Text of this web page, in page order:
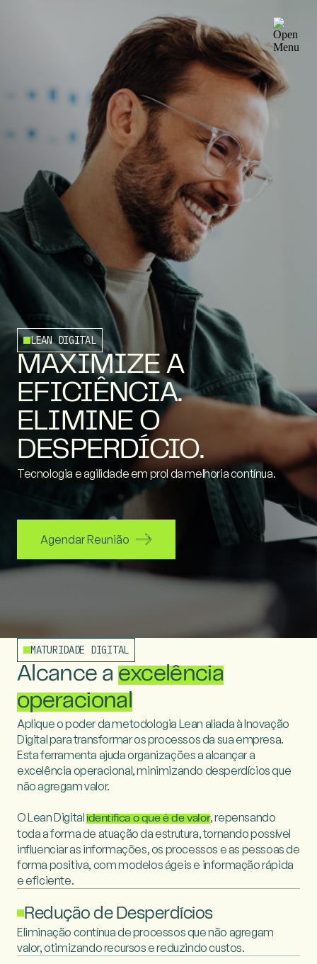
LEAN DIGITAL
MAXIMIZE A
EFICIÊNCIA.
ELIMINE O
DESPERDÍCIO.
Tecnologia e agilidade em prol da melhoria contínua.
Agendar Reunião
MATURIDADE DIGITAL
Alcance a excelência
operacional
Aplique o poder da metodologia Lean aliada à Inovação
Digital para transformaros processos da sua empresa.
Esta ferramenta ajuda organizações aalcançar a
excelência operacional, minimizando desperdícios que
não agregam valor.
O Lean Digital identifica o que é de valor, repensando
toda a forma de atuaçãoda estrutura, tornando possível
influenciar as informações, os processos e as pessoas de
forma positiva, com modelos ágeis e informação rápida
e eficiente.
Redução de Desperdícios
Eliminação contínua de processos que não agregam
valor, otimizando recursos e reduzindo custos.